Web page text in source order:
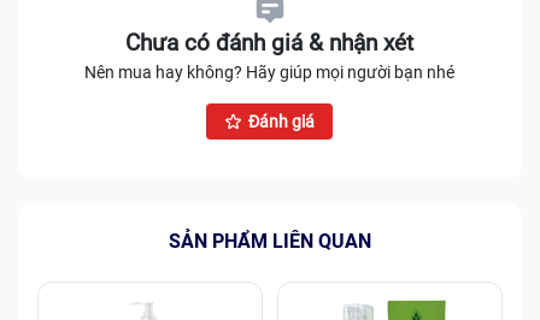
Chưa có đánh giá & nhận xét
Nên mua hay không? Hãy giúp mọi người bạn nhé
Đánh giá
SẢN PHẨM LIÊN QUAN